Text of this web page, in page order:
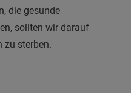
die gesunde
sollten wir darauf
zu sterben.